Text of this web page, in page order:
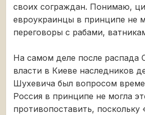
своих сограждан. Понимаю,
евроукраинцы в принципе не
переговоры с рабами,
На самом деле после распада
власти в Киеве наследников
Шухевича был вопросом
Россия в принципе не могла
противопоставить, поскольку